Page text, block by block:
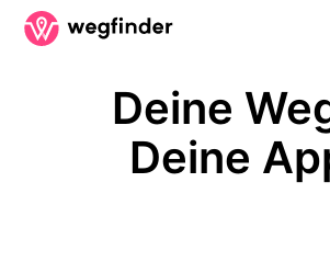
Deine
Deine